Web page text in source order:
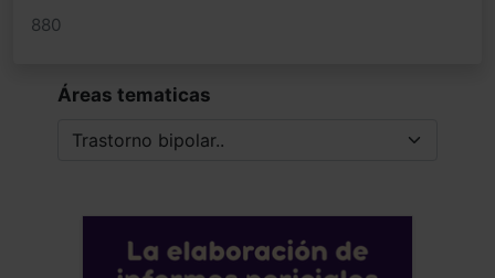
880
Áreas tematicas